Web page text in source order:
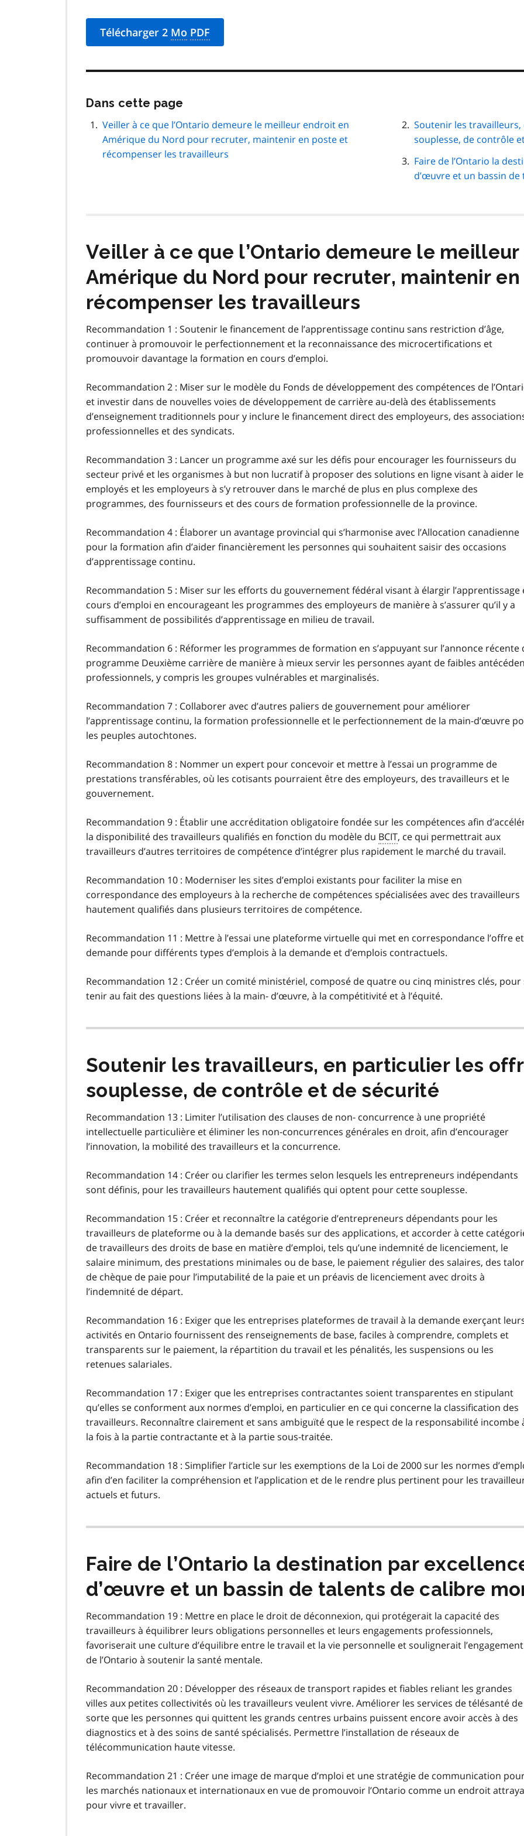
Télécharger 2 Mo PDF
Dans cette page
navigation
page
Veiller à ce que l’Ontario demeure le meilleur endroit en
Amérique du Nord pour recruter, maintenir en poste et
récompenser les travailleurs
Soutenir les
souplesse, de contrôle
Faire de l’Ontario la
d’œuvre et un bassin
Veiller à ce que l’Ontario demeure le
Amérique du Nord pour recruter, maintenir
récompenser les travailleurs
Recommandation 1 : Soutenir le financement de l’apprentissage continu sans restriction d’âge,
continuer à promouvoir le perfectionnement et la reconnaissance des microcertifications et
promouvoir davantage la formation en cours d’emploi.
Recommandation 2 : Miser sur le modèle du Fonds de développement des compétences de
et investir dans de nouvelles voies de développement de carrière au-delà des établissements
d’enseignement traditionnels pour y inclure le financement direct des employeurs, des
professionnelles et des syndicats.
Recommandation 3 : Lancer un programme axé sur les défis pour encourager les fournisseurs du
secteur privé et les organismes à but non lucratif à proposer des solutions en ligne visant à aider
employés et les employeurs à s’y retrouver dans le marché de plus en plus complexe des
programmes, des fournisseurs et des cours de formation professionnelle de la province.
Recommandation 4 : Élaborer un avantage provincial qui s’harmonise avec l’Allocation canadienne
pour la formation afin d’aider financièrement les personnes qui souhaitent saisir des occasions
d’apprentissage continu.
Recommandation 5 : Miser sur les efforts du gouvernement fédéral visant à élargir l’apprentissage
cours d’emploi en encourageant les programmes des employeurs de manière à s’assurer qu’il y a
suffisamment de possibilités d’apprentissage en milieu de travail.
Recommandation 6 : Réformer les programmes de formation en s’appuyant sur l’annonce récente
programme Deuxième carrière de manière à mieux servir les personnes ayant de faibles
professionnels, y compris les groupes vulnérables et marginalisés.
Recommandation 7 : Collaborer avec d’autres paliers de gouvernement pour améliorer
l’apprentissage continu, la formation professionnelle et le perfectionnement de la main-d’œuvre
les peuples autochtones.
Recommandation 8 : Nommer un expert pour concevoir et mettre à l’essai un programme de
prestations transférables, où les cotisants pourraient être des employeurs, des travailleurs et le
gouvernement.
Recommandation 9 : Établir une accréditation obligatoire fondée sur les compétences afin
la disponibilité des travailleurs qualifiés en fonction du modèle du BCIT, ce qui permettrait aux
travailleurs d’autres territoires de compétence d’intégrer plus rapidement le marché du travail.
Recommandation 10 : Moderniser les sites d’emploi existants pour faciliter la mise en
correspondance des employeurs à la recherche de compétences spécialisées avec des travailleurs
hautement qualifiés dans plusieurs territoires de compétence.
Recommandation 11 : Mettre à l’essai une plateforme virtuelle qui met en correspondance l’offre
demande pour différents types d’emplois à la demande et d’emplois contractuels.
Recommandation 12 : Créer un comité ministériel, composé de quatre ou cinq ministres clés, pour
tenir au fait des questions liées à la main- d’œuvre, à la compétitivité et à l’équité.
Soutenir les travailleurs, en particulier les
souplesse, de contrôle et de sécurité
Recommandation 13 : Limiter l’utilisation des clauses de non- concurrence à une propriété
intellectuelle particulière et éliminer les non-concurrences générales en droit, afin d’encourager
l’innovation, la mobilité des travailleurs et la concurrence.
Recommandation 14 : Créer ou clarifier les termes selon lesquels les entrepreneurs indépendants
sont définis, pour les travailleurs hautement qualifiés qui optent pour cette souplesse.
Recommandation 15 : Créer et reconnaître la catégorie d’entrepreneurs dépendants pour les
travailleurs de plateforme ou à la demande basés sur des applications, et accorder à cette
de travailleurs des droits de base en matière d’emploi, tels qu’une indemnité de licenciement, le
salaire minimum, des prestations minimales ou de base, le paiement régulier des salaires, des
de chèque de paie pour l’imputabilité de la paie et un préavis de licenciement avec droits à
l’indemnité de départ.
Recommandation 16 : Exiger que les entreprises plateformes de travail à la demande exerçant
activités en Ontario fournissent des renseignements de base, faciles à comprendre, complets et
transparents sur le paiement, la répartition du travail et les pénalités, les suspensions ou les
retenues salariales.
Recommandation 17 : Exiger que les entreprises contractantes soient transparentes en stipulant
qu’elles se conforment aux normes d’emploi, en particulier en ce qui concerne la classification des
travailleurs. Reconnaître clairement et sans ambiguïté que le respect de la responsabilité incombe
la fois à la partie contractante et à la partie sous-traitée.
Recommandation 18 : Simplifier l’article sur les exemptions de la Loi de 2000 sur les normes
afin d’en faciliter la compréhension et l’application et de le rendre plus pertinent pour les
actuels et futurs.
Faire de l’Ontario la destination par
d’œuvre et un bassin de talents de calibre
Recommandation 19 : Mettre en place le droit de déconnexion, qui protégerait la capacité des
travailleurs à équilibrer leurs obligations personnelles et leurs engagements professionnels,
favoriserait une culture d’équilibre entre le travail et la vie personnelle et soulignerait l’engagement
de l’Ontario à soutenir la santé mentale.
Recommandation 20 : Développer des réseaux de transport rapides et fiables reliant les grandes
villes aux petites collectivités où les travailleurs veulent vivre. Améliorer les services de télésanté de
sorte que les personnes qui quittent les grands centres urbains puissent encore avoir accès à des
diagnostics et à des soins de santé spécialisés. Permettre l’installation de réseaux de
télécommunication haute vitesse.
Recommandation 21 : Créer une image de marque d’mploi et une stratégie de communication
les marchés nationaux et internationaux en vue de promouvoir l’Ontario comme un endroit
pour vivre et travailler.